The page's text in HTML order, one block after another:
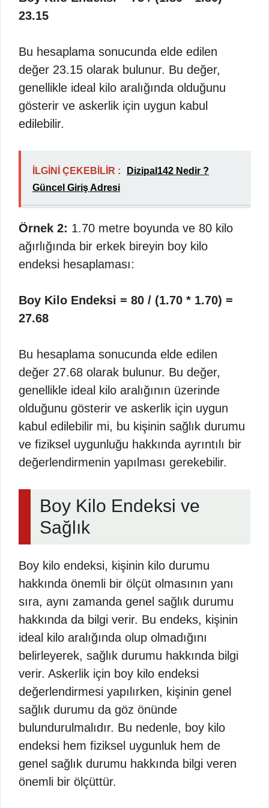
23.15
Bu hesaplama sonucunda elde edilen
değer 23.15 olarak bulunur. Bu değer,
genellikle ideal kilo aralığında olduğunu
gösterir ve askerlik için uygun kabul
edilebilir.
İLGİNİ ÇEKEBİLİR :
Dizipal142 Nedir ?
Güncel Giriş Adresi
Örnek 2: 1.70 metre boyunda ve 80 kilo
ağırlığında bir erkek bireyin boy kilo
endeksi hesaplaması:
Boy Kilo Endeksi = 80 / (1.70 * 1.70) =
27.68
Bu hesaplama sonucunda elde edilen
değer 27.68 olarak bulunur. Bu değer,
genellikle ideal kilo aralığının üzerinde
olduğunu gösterir ve askerlik için uygun
kabul edilebilir mi, bu kişinin sağlık durumu
ve fiziksel uygunluğu hakkında ayrıntılı bir
değerlendirmenin yapılması gerekebilir.
Boy Kilo Endeksi ve
Sağlık
Boy kilo endeksi, kişinin kilo durumu
hakkında önemli bir ölçüt olmasının yanı
sıra, aynı zamanda genel sağlık durumu
hakkında da bilgi verir. Bu endeks, kişinin
ideal kilo aralığında olup olmadığını
belirleyerek, sağlık durumu hakkında bilgi
verir. Askerlik için boy kilo endeksi
değerlendirmesi yapılırken, kişinin genel
sağlık durumu da göz önünde
bulundurulmalıdır. Bu nedenle, boy kilo
endeksi hem fiziksel uygunluk hem de
genel sağlık durumu hakkında bilgi veren
önemli bir ölçüttür.